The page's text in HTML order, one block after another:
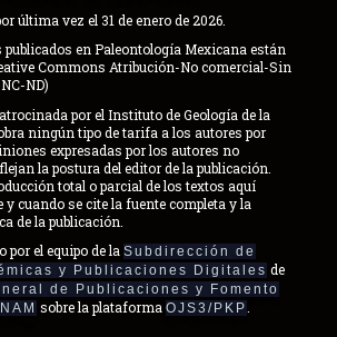
última vez el 31 de enero de 2026.
en Paleontología Mexicana están
Commons Atribución-No comercial-Sin
ND)
por el Instituto de Geología de la
ningún tipo de tarifa a los autores por
expresadas por los autores no
la postura del editor de la publicación.
total o parcial de los textos aquí
y cuando se cite la fuente completa y la
de la publicación.
el equipo de la Subdirección de
y Publicaciones Digitales de
de Publicaciones y Fomento
sobre la plataforma OJS3/PKP.